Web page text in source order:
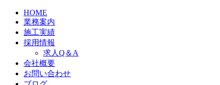
HOME
業務案内
施工実績
採用情報
求人Q＆A
会社概要
お問い合わせ